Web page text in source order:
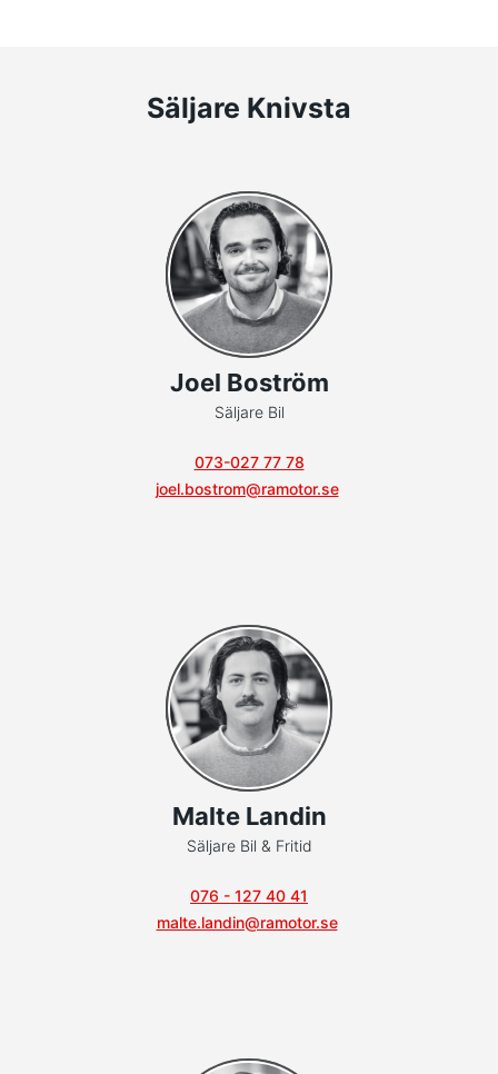
Säljare Knivsta
Joel Boström
Säljare Bil
073-027 77 78
joel.bostrom@ramotor.se
Malte Landin
Säljare Bil & Fritid
076 - 127 40 41
malte.landin@ramotor.se